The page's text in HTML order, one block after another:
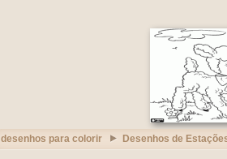
desenhos para colorir Desenhos de